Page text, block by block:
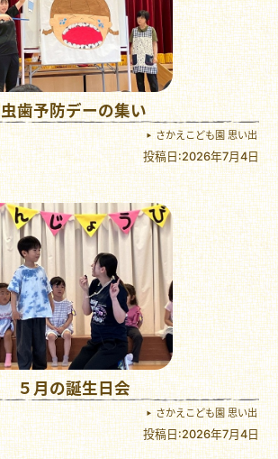
虫歯予防デーの集い
さかえこども園 思い出
投稿日:2026年7月4日
５月の誕生日会
さかえこども園 思い出
投稿日:2026年7月4日